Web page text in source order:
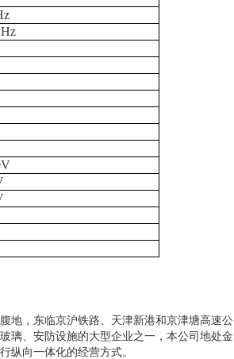
地，东临京沪铁路、天津新港和京津塘高速公
璃、安防设施的大型企业之一，本公司地处金
纵向一体化的经营方式。